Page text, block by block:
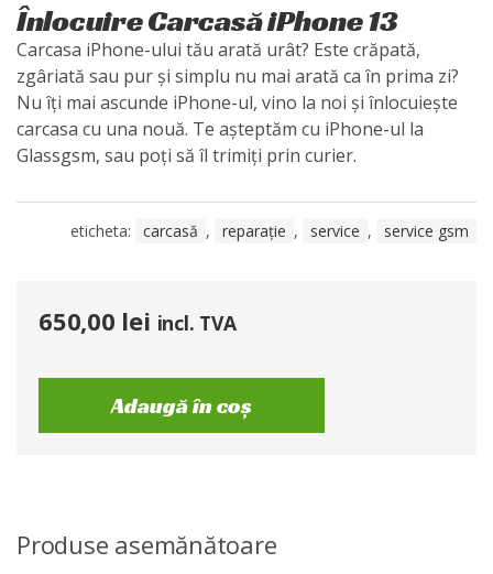
Înlocuire Carcasă iPhone 13
Carcasa iPhone-ului tău arată urât? Este crăpată,
zgâriată sau pur și simplu nu mai arată ca în prima zi?
Nu îți mai ascunde iPhone-ul, vino la noi și înlocuiește
carcasa cu una nouă. Te așteptăm cu iPhone-ul la
Glassgsm, sau poți să îl trimiți prin curier.
eticheta: carcasă , reparație , service , service gsm
650,00 lei incl. TVA
Adaugă în coș
Produse asemănătoare